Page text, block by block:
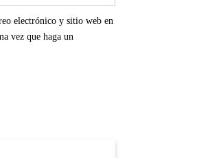
electrónico y sitio web en
vez que haga un